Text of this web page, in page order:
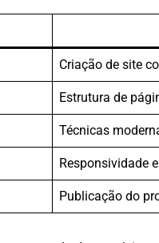
Criação de site
Estrutura de
Técnicas
Responsividade
Publicação do